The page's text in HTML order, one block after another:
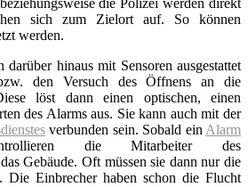
die Polizei werden direkt
sich zum Zielort auf. So können
werden.
hinaus mit Sensoren ausgestattet
den Versuch des Öffnens an die
löst dann einen optischen, einen
des Alarms aus. Sie kann auch mit der
verbunden sein. Sobald ein Alarm
die Mitarbeiter des
Gebäude. Oft müssen sie dann nur die
Die Einbrecher haben schon die Flucht